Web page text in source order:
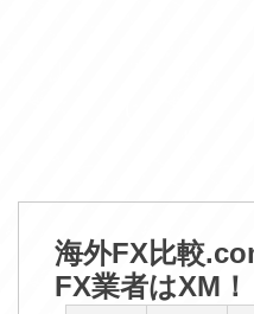
海外FX比較
FX業者はXM！